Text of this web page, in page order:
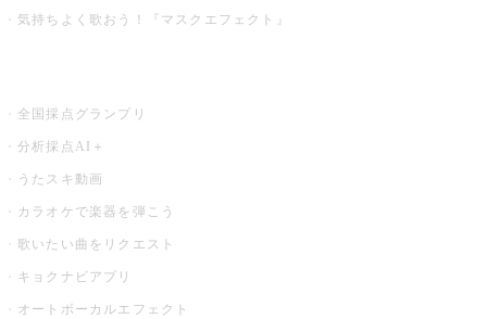
気持ちよく歌おう！『マスクエフェクト』
全国採点グランプリ
分析採点AI＋
うたスキ動画
カラオケで楽器を弾こう
歌いたい曲をリクエスト
キョクナビアプリ
オートボーカルエフェクト